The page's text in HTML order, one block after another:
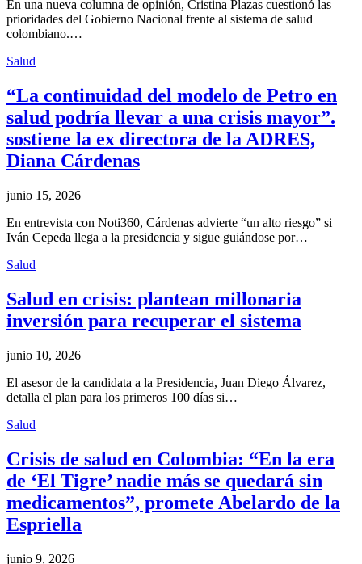
En una nueva columna de opinión, Cristina Plazas cuestionó las
prioridades del Gobierno Nacional frente al sistema de salud
colombiano.…
Salud
“La continuidad del modelo de Petro en
salud podría llevar a una crisis mayor”.
sostiene la ex directora de la ADRES,
Diana Cárdenas
junio 15, 2026
En entrevista con Noti360, Cárdenas advierte “un alto riesgo” si
Iván Cepeda llega a la presidencia y sigue guiándose por…
Salud
Salud en crisis: plantean millonaria
inversión para recuperar el sistema
junio 10, 2026
El asesor de la candidata a la Presidencia, Juan Diego Álvarez,
detalla el plan para los primeros 100 días si…
Salud
Crisis de salud en Colombia: “En la era
de ‘El Tigre’ nadie más se quedará sin
medicamentos”, promete Abelardo de la
Espriella
junio 9, 2026